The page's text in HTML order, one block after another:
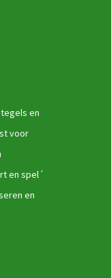
en
voor
en spel´
en